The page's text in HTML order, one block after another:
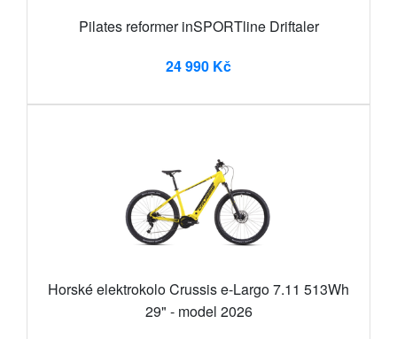
Pilates reformer inSPORTline Driftaler
24 990 Kč
Horské elektrokolo Crussis e-Largo 7.11 513Wh
29" - model 2026